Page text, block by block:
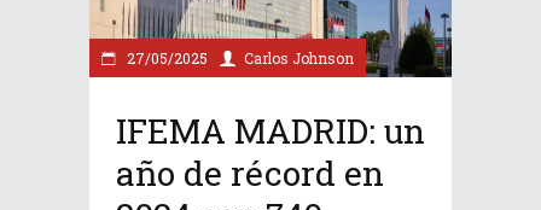
27/05/2025 Carlos Johnson
IFEMA MADRID: un
año de récord en